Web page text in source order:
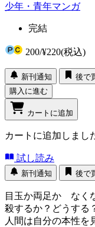
少年・青年マンガ
完結
200/¥220(税込)
新刊通知
後で
購入に進む
カートに追加
カートに追加しまし
試し読み
新刊通知 後で
目玉か両足か なく
殺するか？どうす
人間は自分の本性を